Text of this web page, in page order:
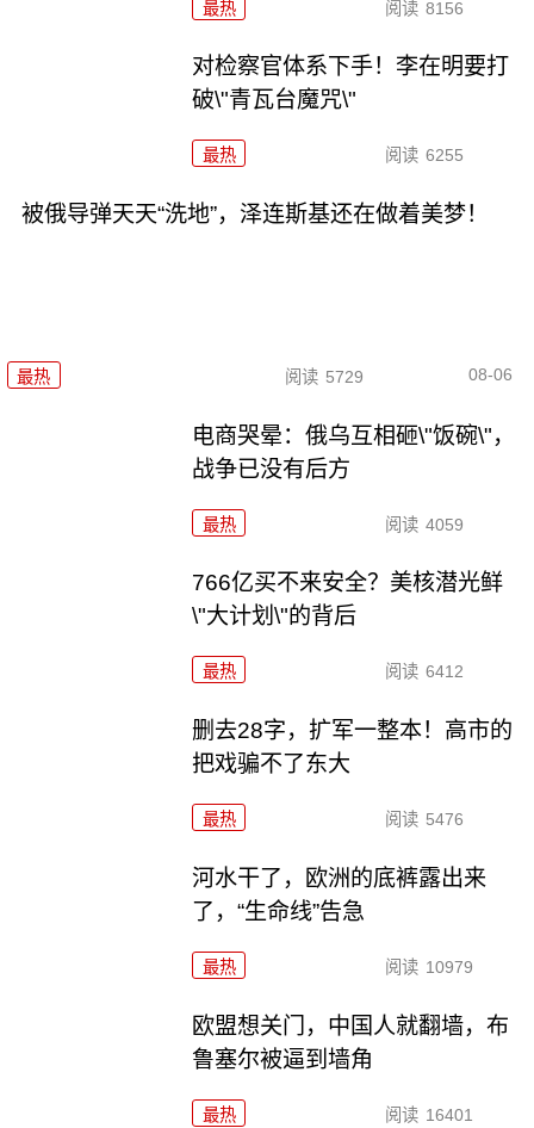
最热 阅读 8156
对检察官体系下手！李在明要打
破\"青瓦台魔咒\"
最热 阅读 6255
被俄导弹天天“洗地”，泽连斯基还在做着美梦！
最热 阅读 5729 08-06
电商哭晕：俄乌互相砸\"饭碗\"，
战争已没有后方
最热 阅读 4059
766亿买不来安全？美核潜光鲜
\"大计划\"的背后
最热 阅读 6412
删去28字，扩军一整本！高市的
把戏骗不了东大
最热 阅读 5476
河水干了，欧洲的底裤露出来
了，“生命线”告急
最热 阅读 10979
欧盟想关门，中国人就翻墙，布
鲁塞尔被逼到墙角
最热 阅读 16401